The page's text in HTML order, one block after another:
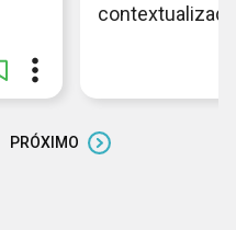
contextualizada
PRÓXIMO